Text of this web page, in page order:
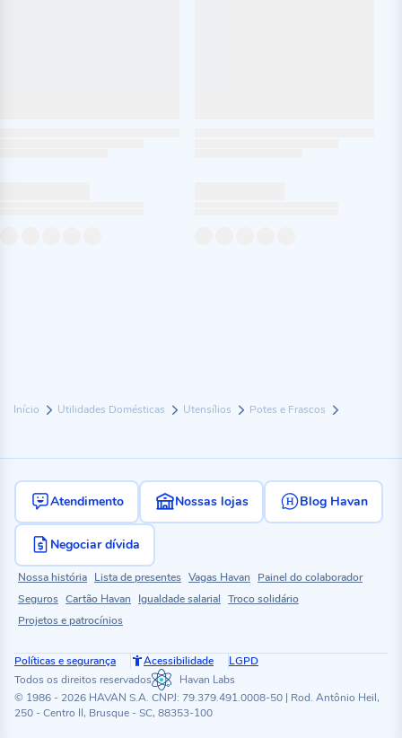
Início Utilidades Domésticas Utensílios Potes e Frascos
Atendimento Nossas lojas Blog Havan
Negociar dívida
Nossa história Lista de presentes Vagas Havan
Painel do colaborador
Seguros Cartão Havan Igualdade salarial Troco solidário
Projetos e patrocínios
Políticas e segurança Acessibilidade
LGPD
Todos os direitos reservados
Havan Labs
© 1986 - 2026 HAVAN S.A. CNPJ: 79.379.491.0008-50 | Rod. Antônio Heil,
250 - Centro II, Brusque - SC, 88353-100